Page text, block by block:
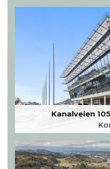
Kanalveien